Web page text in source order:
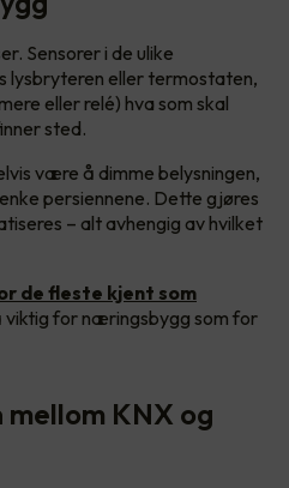
Sensorer i de ulike
lysbryteren eller termostaten,
eller relé) hva som skal
sted.
være å dimme belysningen,
persiennene. Dette gjøres
– alt avhengig av hvilket
de fleste kjent som
viktig for næringsbygg som for
KNX og